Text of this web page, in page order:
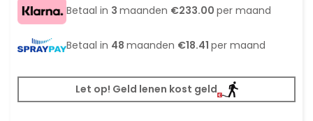
Betaal in 3 maanden €233.00 per maand
Betaal in 48 maanden €18.41 per maand
Let op! Geld lenen kost geld